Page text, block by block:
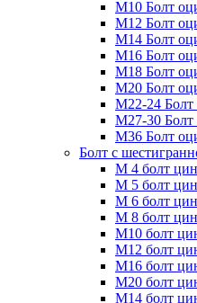
М10 Болт
М12 Болт
М14 Болт
М16 Болт
М18 Болт
М20 Болт
М22-24 Болт
М27-30 Болт
М36 Болт
Болт с
М 4 болт
М 5 болт
М 6 болт
М 8 болт
М10 болт
М12 болт
М16 болт
М20 болт
М14 болт